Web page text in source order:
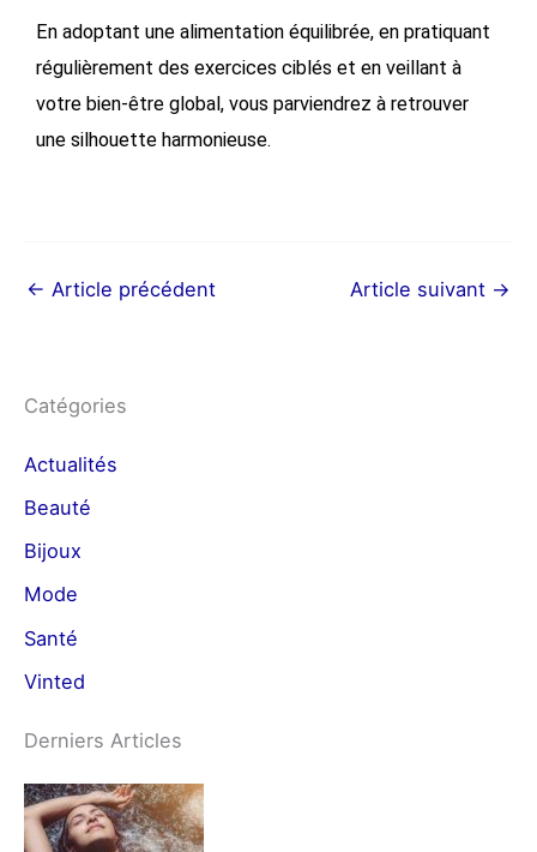
En adoptant une alimentation équilibrée, en pratiquant
régulièrement des exercices ciblés et en veillant à
votre bien-être global, vous parviendrez à retrouver
une silhouette harmonieuse.
← Article précédent Article suivant →
Catégories
Actualités
Beauté
Bijoux
Mode
Santé
Vinted
Derniers Articles